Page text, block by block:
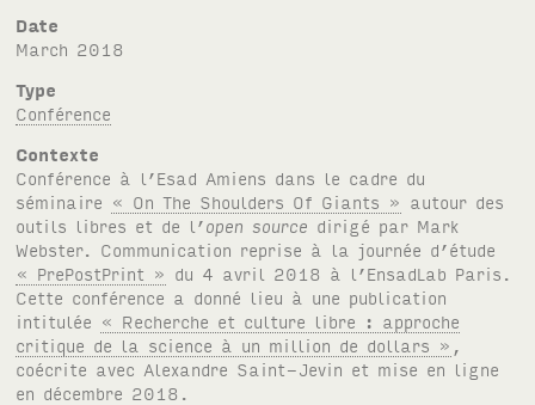
Date
March 2018
Type
Conférence
Contexte
Conférence à l’Esad Amiens dans le cadre du
séminaire « On The Shoulders Of Giants » autour des
outils libres et de l’open source dirigé par Mark
Webster. Communication reprise à la journée d’étude
« PrePostPrint » du 4 avril 2018 à l’EnsadLab Paris.
Cette conférence a donné lieu à une publication
intitulée « Recherche et culture libre : approche
critique de la science à un million de dollars »
coécrite avec Alexandre Saint-Jevin et mise en ligne
en décembre 2018.